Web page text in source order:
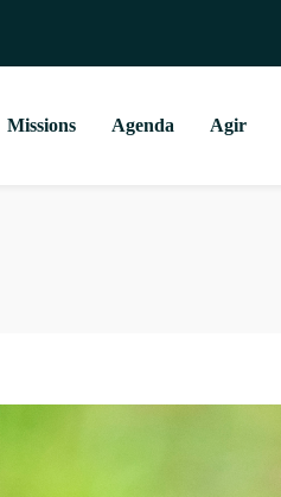
Missions Agenda Agir